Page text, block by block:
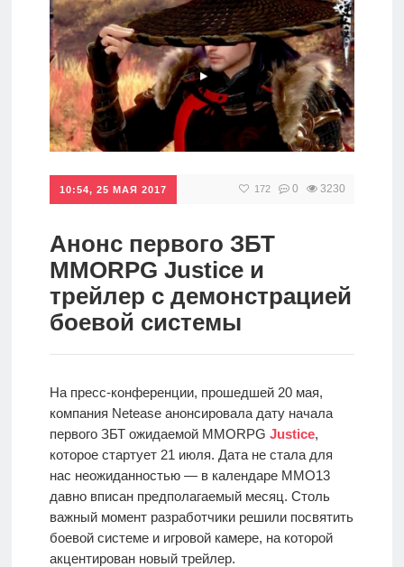
игры
Мобильное
Культовые
игры
10:54, 25 МАЯ 2017 172 0 3230
Анонс первого ЗБТ
MMORPG Justice и
трейлер с демонстрацией
боевой системы
На пресс-конференции, прошедшей 20 мая,
компания Netease анонсировала дату начала
первого ЗБТ ожидаемой MMORPG Justice,
которое стартует 21 июля. Дата не стала для
нас неожиданностью — в календаре MMO13
давно вписан предполагаемый месяц. Столь
важный момент разработчики решили посвятить
боевой системе и игровой камере, на которой
акцентирован новый трейлер.